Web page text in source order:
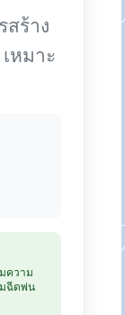
สร้าง
หมาะ
ความ
ฉีดพ่น